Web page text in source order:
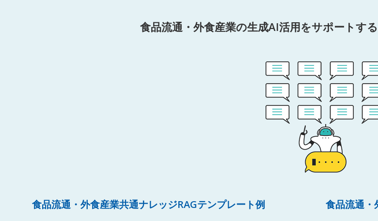
食品流通・外食産業の生成AI活用をサポートす
食品流通・外食産業共通ナレッジRAGテンプレート例 食品流通・